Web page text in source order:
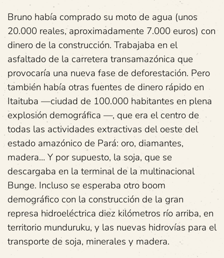
Bruno había comprado su moto de agua (unos
20.000 reales, aproximadamente 7.000 euros) con
dinero de la construcción. Trabajaba en el
asfaltado de la carretera transamazónica que
provocaría una nueva fase de deforestación. Pero
también había otras fuentes de dinero rápido en
Itaituba —ciudad de 100.000 habitantes en plena
explosión demográfica —, que era el centro de
todas las actividades extractivas del oeste del
estado amazónico de Pará: oro, diamantes,
madera… Y por supuesto, la soja, que se
descargaba en la terminal de la multinacional
Bunge. Incluso se esperaba otro boom
demográfico con la construcción de la gran
represa hidroeléctrica diez kilómetros río arriba, en
territorio munduruku, y las nuevas hidrovías para el
transporte de soja, minerales y madera.